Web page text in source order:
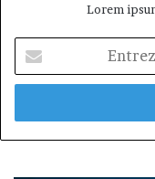
Lorem
votre
adresse